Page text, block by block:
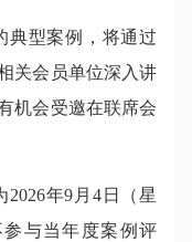
典型案例，将通过
关会员单位深入讲
机会受邀在联席会
年9月4日（星
与当年度案例评